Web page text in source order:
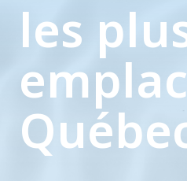
les